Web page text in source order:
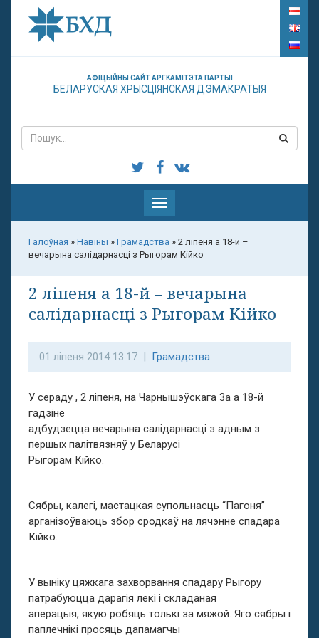
АФІЦЫЙНЫ САЙТ АРГКАМІТЭТА ПАРТЫІ
БЕЛАРУСКАЯ ХРЫСЦІЯНСКАЯ ДЭМАКРАТЫЯ
Паказаць
меню
Галоўная » Навіны » Грамадства » 2 ліпеня а 18-й –
вечарына салідарнасці з Рыгорам Кійко
2 ліпеня а 18-й – вечарына
салідарнасці з Рыгорам Кійко
01 ліпеня 2014 13:17 | Грамадства
У сераду , 2 ліпеня, на Чарнышэўскага 3а а 18-й
гадзіне
адбудзецца вечарына салідарнасці з адным з
першых палітвязняў у Беларусі
Рыгорам Кійко.
Сябры, калегі, мастацкая супольнасць “Пагоня”
арганізоўваюць збор сродкаў на лячэнне спадара
Кійко.
У выніку цяжкага захворвання спадару Рыгору
патрабуюцца дарагія лекі і складаная
аперацыя, якую робяць толькі за мяжой. Яго сябры і
паплечнікі просяць дапамагчы